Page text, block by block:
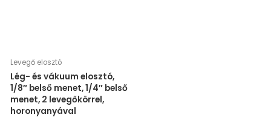
Levegő elosztó
Lég- és vákuum elosztó,
1/8″ belső menet, 1/4″ belső
menet, 2 levegőkörrel,
horonyanyával